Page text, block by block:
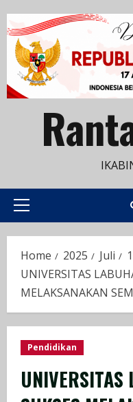
to
content
Primary
Home 2025 Juli
UNIVERSITAS
MELAKSANAKAN
Pendidikan
UNIVERSITAS